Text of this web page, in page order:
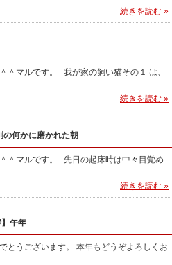
続きを読む »
＾マルです。 我が家の飼い猫その１ は、
続きを読む »
の何かに磨かれた朝
＾マルです。 先日の起床時は中々目覚め
続きを読む »
】午年
とうございます。 本年もどうぞよろしくお